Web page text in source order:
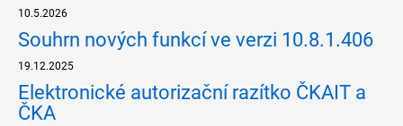
10.5.2026
Souhrn nových funkcí ve verzi 10.8.1.406
19.12.2025
Elektronické autorizační razítko ČKAIT a
ČKA